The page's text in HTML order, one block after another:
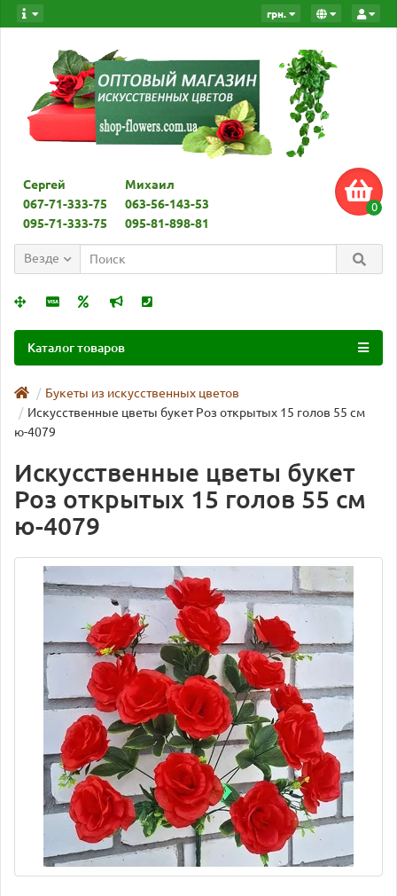
грн.
Сергей
067-71-333-75
095-71-333-75
Михаил
063-56-143-53
095-81-898-81
0
Везде
Каталог товаров
Букеты из искусственных цветов
Искусственные цветы букет Роз открытых 15 голов 55 см
ю-4079
Искусственные цветы букет
Роз открытых 15 голов 55 см
ю-4079